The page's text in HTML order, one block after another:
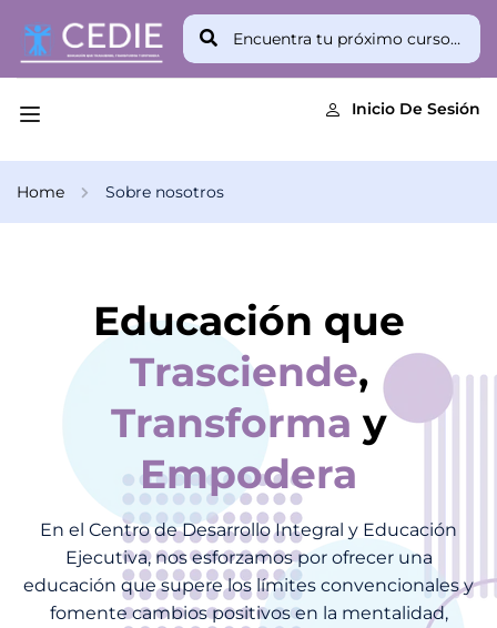
Inicio De Sesión
Home Sobre nosotros
Educación que
Trasciende,
Transforma y
Empodera
En el Centro de Desarrollo Integral y Educación
Ejecutiva, nos esforzamos por ofrecer una
educación que supere los límites convencionales y
fomente cambios positivos en la mentalidad,